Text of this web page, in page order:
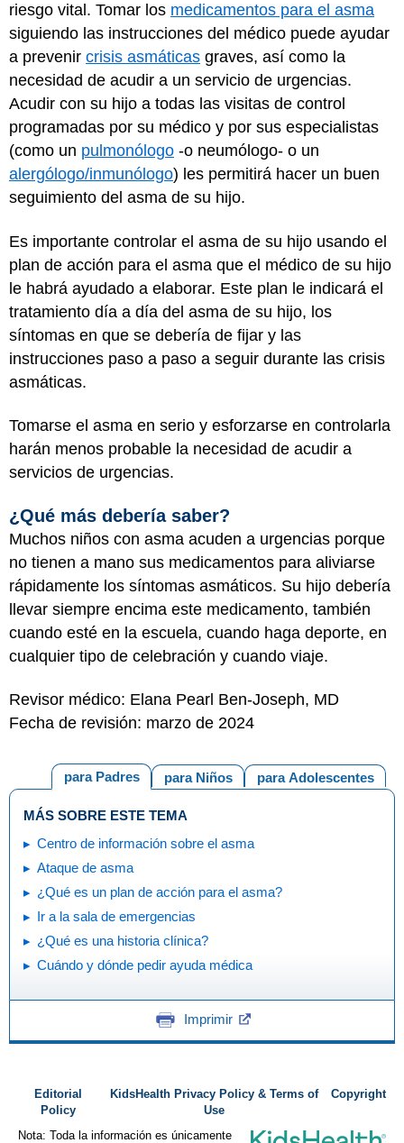
riesgo vital. Tomar los medicamentos para el asma
siguiendo las instrucciones del médico puede ayudar
a prevenir crisis asmáticas graves, así como la
necesidad de acudir a un servicio de urgencias.
Acudir con su hijo a todas las visitas de control
programadas por su médico y por sus especialistas
(como un pulmonólogo -o neumólogo- o un
alergólogo/inmunólogo) les permitirá hacer un buen
seguimiento del asma de su hijo.
Es importante controlar el asma de su hijo usando el
plan de acción para el asma que el médico de su hijo
le habrá ayudado a elaborar. Este plan le indicará el
tratamiento día a día del asma de su hijo, los
síntomas en que se debería de fijar y las
instrucciones paso a paso a seguir durante las crisis
asmáticas.
Tomarse el asma en serio y esforzarse en controlarla
harán menos probable la necesidad de acudir a
servicios de urgencias.
¿Qué más debería saber?
Muchos niños con asma acuden a urgencias porque
no tienen a mano sus medicamentos para aliviarse
rápidamente los síntomas asmáticos. Su hijo debería
llevar siempre encima este medicamento, también
cuando esté en la escuela, cuando haga deporte, en
cualquier tipo de celebración y cuando viaje.
Revisor médico: Elana Pearl Ben-Joseph, MD
Fecha de revisión: marzo de 2024
para Adolescentes
para Niños
para Padres
MÁS SOBRE ESTE TEMA
Centro de información sobre el asma
Ataque de asma
¿Qué es un plan de acción para el asma?
Ir a la sala de emergencias
¿Qué es una historia clínica?
Cuándo y dónde pedir ayuda médica
Imprimir
Editorial
Policy
KidsHealth Privacy Policy & Terms of
Use
Copyright
Nota: Toda la información es únicamente